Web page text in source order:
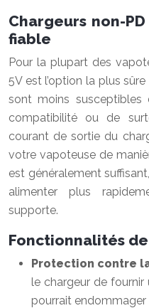
Chargeurs non-
fiable
Pour la plupart des
5V est l’option la plus
sont moins
compatibilité ou de
courant de sortie du
votre vapoteuse de
est généralement
alimenter plus
supporte.
Fonctionnalités
Protection contre
le chargeur de
pourrait endommager